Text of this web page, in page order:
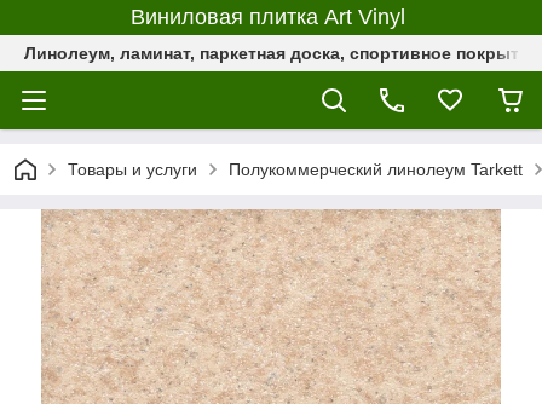
Виниловая плитка Art Vinyl
Линолеум, ламинат, паркетная доска, спортивное
Товары и услуги Полукоммерческий линолеум Tarkett